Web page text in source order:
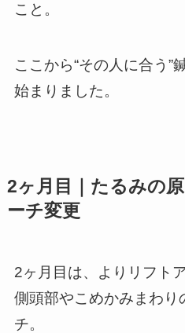
こと。
ここから“その人に合う”
始まりました。
2ヶ月目｜たるみの
ーチ変更
2ヶ月目は、よりリフト
側頭部やこめかみまわり
チ。